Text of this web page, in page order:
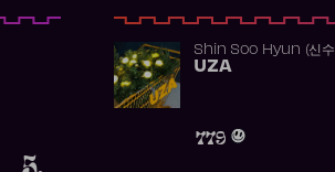
Shin Soo Hyun (신수
UZA
779